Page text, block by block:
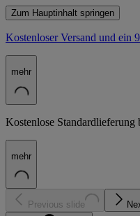
Zum Hauptinhalt springen
Kostenloser Versand und ein
mehr
Kostenlose Standardlieferung
mehr
Previous slide